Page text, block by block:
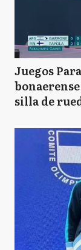
Juegos
silla de